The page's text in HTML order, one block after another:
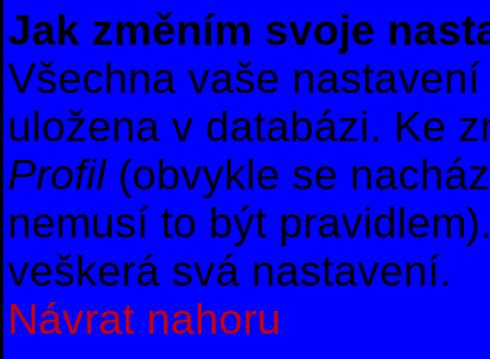
Jak změním svoje
Všechna vaše
uložena v databázi. Ke
Profil(obvykle se
nemusí to být
veškerá svá nastavení.
Návrat nahoru